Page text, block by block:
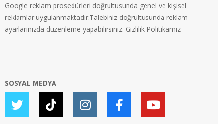
Google reklam prosedürleri doğrultusunda genel ve kişisel
reklamlar uygulanmaktadır.Talebiniz doğrultusunda reklam
ayarlarınızda düzenleme yapabilirsiniz. Gizlilik Politikamız
SOSYAL MEDYA